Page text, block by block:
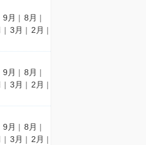
9月 | 8月 |
| 3月 | 2月 |
9月 | 8月 |
| 3月 | 2月 |
9月 | 8月 |
| 3月 | 2月 |